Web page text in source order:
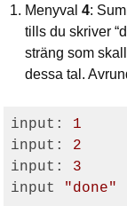
Menyval4:
tills du skriver
sträng som
dessa tal.
input: 1
input: 2
input: 3
input
"done"